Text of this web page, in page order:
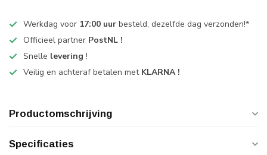
Werkdag voor 17:00 uur besteld, dezelfde dag verzonden!*
Officieel partner PostNL !
Snelle levering !
Veilig en achteraf betalen met KLARNA !
Productomschrijving
Specificaties